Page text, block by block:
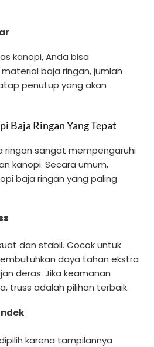
kanopi, Anda bisa
baja ringan, jumlah
penutup yang akan
Baja Ringan Yang Tepat
ringan sangat mempengaruhi
kanopi. Secara umum,
baja ringan yang paling
dan stabil. Cocok untuk
daya tahan ekstra
deras. Jika keamanan
truss adalah pilihan terbaik.
karena tampilannya